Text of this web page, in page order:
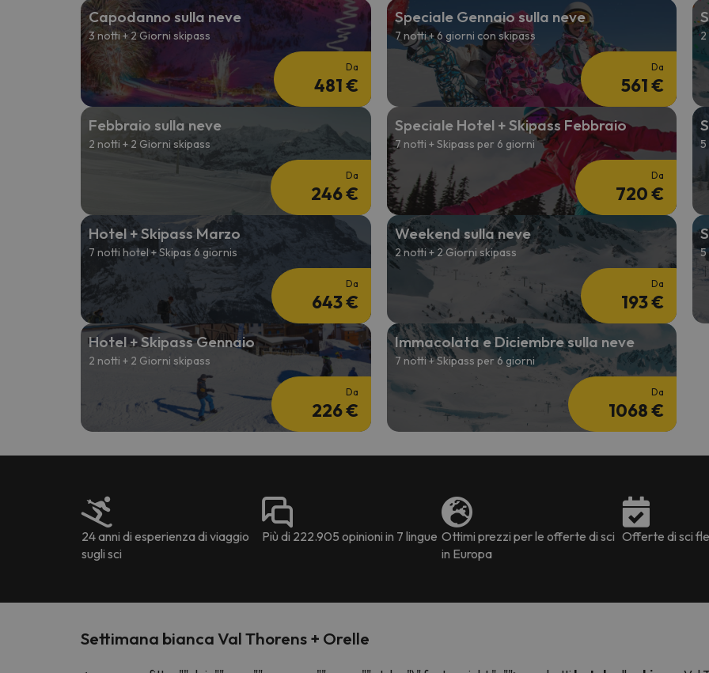
Capodanno sulla neve
3 notti + 2 Giorni skipass
Da
481 €
Speciale Gennaio sulla neve
7 notti + 6 giorni con skipass
Da
561 €
Febbraio sulla neve
2 notti + 2 Giorni skipass
Da
246 €
Speciale Hotel + Skipass Febbraio
7 notti + Skipass per 6 giorni
Da
720 €
5
Hotel + Skipass Marzo
7 notti hotel + Skipas 6 giornis
Da
643 €
Weekend sulla neve
2 notti + 2 Giorni skipass
Da
193 €
5
Hotel + Skipass Gennaio
2 notti + 2 Giorni skipass
Da
226 €
Immacolata e Diciembre sulla neve
7 notti + Skipass per 6 giorni
Da
1068 €
24 anni di esperienza di viaggio
sugli sci
Più di 222.905 opinioni in 7 lingue Ottimi prezzi per le offerte di sci
in Europa
Offerte di sci
Settimana bianca Val Thorens + Orelle